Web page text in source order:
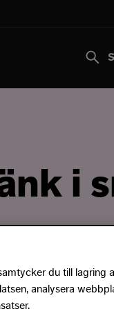
i
att bli
du till lagring
analysera